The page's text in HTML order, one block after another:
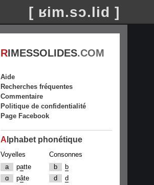
[ ʁim.sɔ.lid ]
RIMESSOLIDES.COM
Aide
Recherches fréquentes
Commentaire
Politique de confidentialité
Page Facebook
A lphabet phonétique
Voyelles
a
patte
ɑ
pâte
Consonnes
b
b
d
d